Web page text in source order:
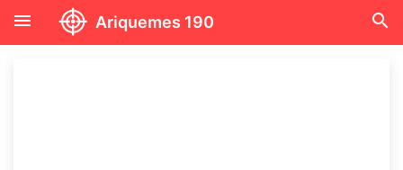
menu Ariquemes 190 search